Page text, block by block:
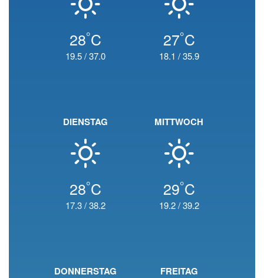
28°C
19.5/37.0
27°C
18.1 /35.9
DIENSTAG
28°C
17.3/38.2
MITTWOCH
29°C
19.2/39.2
DONNERSTAG FREITAG